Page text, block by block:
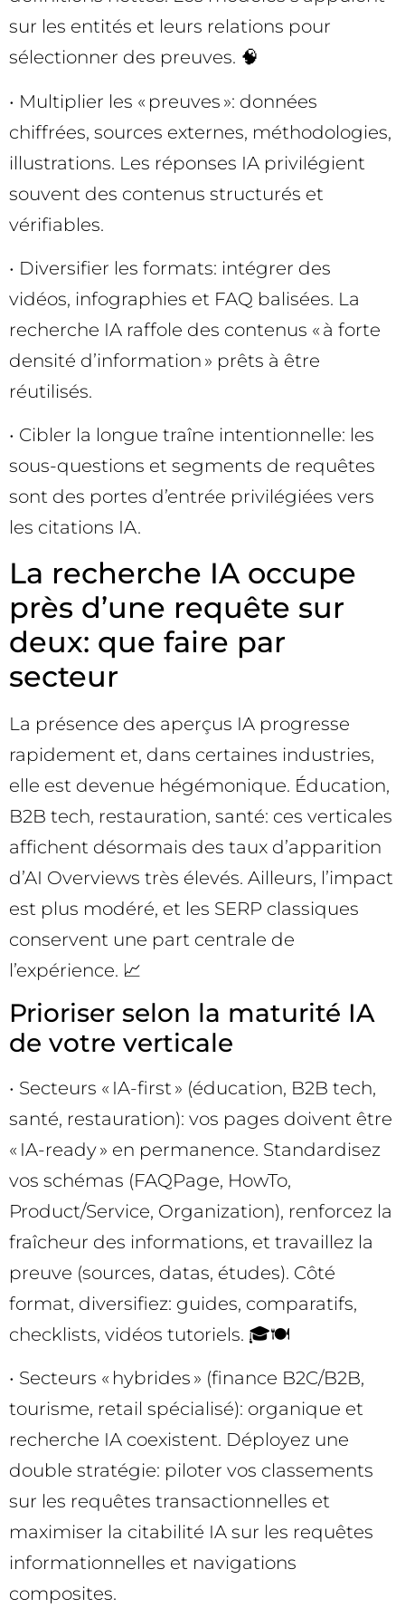
sur les entités et leurs relations pour
sélectionner des preuves. 🧠
• Multiplier les « preuves »: données
chiffrées, sources externes, méthodologies,
illustrations. Les réponses IA privilégient
souvent des contenus structurés et
vérifiables.
• Diversifier les formats: intégrer des
vidéos, infographies et FAQ balisées. La
recherche IA raffole des contenus « à forte
densité d’information » prêts à être
réutilisés.
• Cibler la longue traîne intentionnelle: les
sous-questions et segments de requêtes
sont des portes d’entrée privilégiées vers
les citations IA.
La recherche IA occupe
près d’une requête sur
deux: que faire par
secteur
La présence des aperçus IA progresse
rapidement et, dans certaines industries,
elle est devenue hégémonique. Éducation,
B2B tech, restauration, santé: ces verticales
affichent désormais des taux d’apparition
d’AI Overviews très élevés. Ailleurs, l’impact
est plus modéré, et les SERP classiques
conservent une part centrale de
l’expérience. 📈
Prioriser selon la maturité IA
de votre verticale
• Secteurs « IA-first » (éducation, B2B tech,
santé, restauration): vos pages doivent être
« IA-ready » en permanence. Standardisez
vos schémas (FAQPage, HowTo,
Product/Service, Organization), renforcez la
fraîcheur des informations, et travaillez la
preuve (sources, datas, études). Côté
format, diversifiez: guides, comparatifs,
checklists, vidéos tutoriels. 🎓🍽️
• Secteurs « hybrides » (finance B2C/B2B,
tourisme, retail spécialisé): organique et
recherche IA coexistent. Déployez une
double stratégie: piloter vos classements
sur les requêtes transactionnelles et
maximiser la citabilité IA sur les requêtes
informationnelles et navigations
composites.